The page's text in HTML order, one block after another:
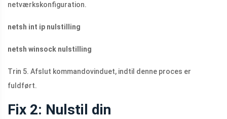
netværkskonfiguration.
netsh int ip nulstilling
netsh winsock nulstilling
Trin 5. Afslut kommandovinduet, indtil denne proces er
fuldført.
Fix 2: Nulstil din